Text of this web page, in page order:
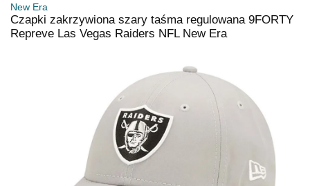
New Era
Czapki zakrzywiona szary taśma regulowana 9FORTY
Repreve Las Vegas Raiders NFL New Era